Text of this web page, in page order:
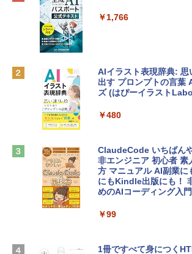
e Intelligence、Liquid
￥162,598
tomtoc 360°保護 15.6
￥2,952
Apple 2026 MacBook
igence、13.6インチ
ームカメラ、日本語キ
インゲームコード】 ロ
Microsoft Office
4(最新 永続版)|オンライ
Robloxギフトカード -
定バーチャルアイテム
インゲームコード】 ロ
ラインコード版
￥3,200
Robloxギフトカード -
￥1,766
AIイラスト表現辞典: 思
出す プロンプトの言葉
ズ (はぴーイラスト
￥480
ClaudeCode いちばん
非エンジニア 初心者 素
方 マニュアル AI副業に
にもKindle出版にも！
めのAIコーディング入
￥99
1冊ですべて身につく